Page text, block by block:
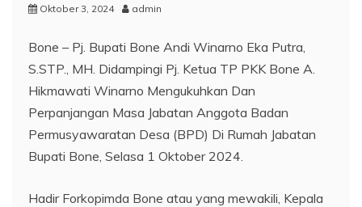
Oktober 3, 2024 admin
Bone – Pj. Bupati Bone Andi Winarno Eka Putra,
S.STP., MH. Didampingi Pj. Ketua TP PKK Bone A.
Hikmawati Winarno Mengukuhkan Dan
Perpanjangan Masa Jabatan Anggota Badan
Permusyawaratan Desa (BPD) Di Rumah Jabatan
Bupati Bone, Selasa 1 Oktober 2024.
Hadir Forkopimda Bone atau yang mewakili, Kepala